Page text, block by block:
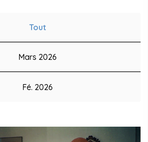
Tout
Mars 2026
Fé. 2026